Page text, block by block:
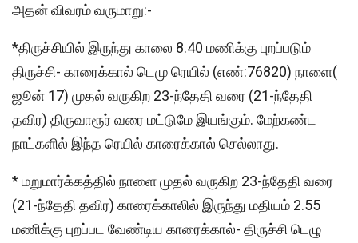
அதன் விவரம் வருமாறு:-
*திருச்சியில் இருந்து காலை 8.40 மணிக்கு புறப்படும்
திருச்சி- காரைக்கால் டெமு ரெயில் (எண்:76820) நாளை(
ஜூன் 17) முதல் வருகிற 23-ந்தேதி வரை (21-ந்தேதி
தவிர) திருவாரூர் வரை மட்டுமே இயங்கும். மேற்கண்ட
நாட்களில் இந்த ரெயில் காரைக்கால் செல்லாது.
* மறுமார்க்கத்தில் நாளை முதல் வருகிற 23-ந்தேதி வரை
(21-ந்தேதி தவிர) காரைக்காலில் இருந்து மதியம் 2.55
மணிக்கு புறப்பட வேண்டிய காரைக்கால்- திருச்சி டெழு